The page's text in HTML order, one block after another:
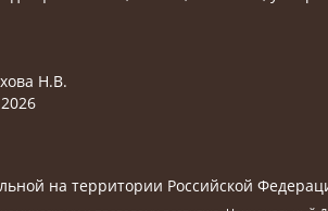
Н.В.
на территории Российской